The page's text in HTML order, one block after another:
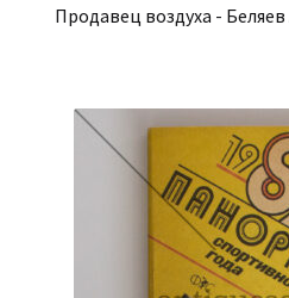
Продавец воздуха -